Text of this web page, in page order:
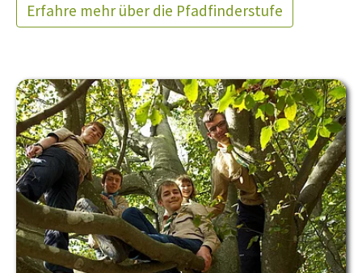
Erfahre mehr über die Pfadfinderstufe